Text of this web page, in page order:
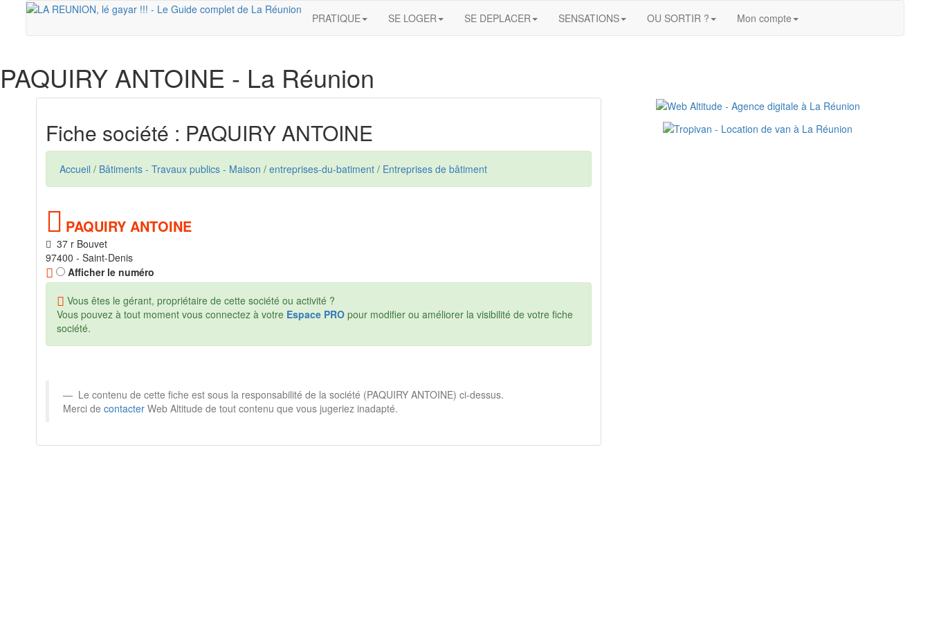
PRATIQUE SE LOGER SE DEPLACER SENSATIONS OU SORTIR ? Mon compte
PAQUIRY ANTOINE - La Réunion
Fiche société : PAQUIRY ANTOINE
Accueil / Bâtiments - Travaux publics - Maison / entreprises-du-batiment / Entreprises de bâtiment
PAQUIRY ANTOINE
37 r Bouvet
97400 - Saint-Denis
Afficher le numéro
Vous êtes le gérant, propriétaire de cette société ou activité ?
Vous pouvez à tout moment vous connectez à votre Espace PRO pour modifier ou améliorer la visibilité de votre fiche
société.
Le contenu de cette fiche est sous la responsabilité de la société (PAQUIRY ANTOINE) ci-dessus.
Merci de contacter Web Altitude de tout contenu que vous jugeriez inadapté.